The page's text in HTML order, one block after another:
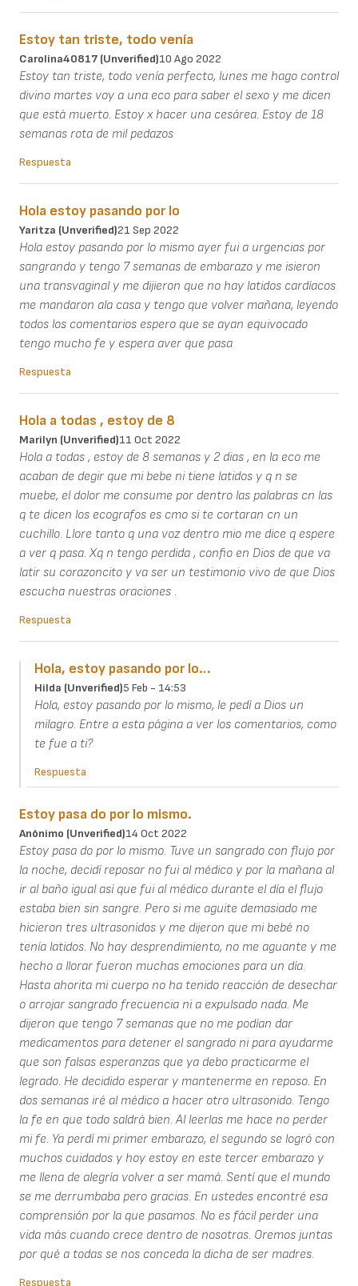
Estoy tan triste, todo venía
Carolina40817 (unverified)10 Ago 2022
Estoy tan triste, todo venía perfecto, lunes me hago control
divino martes voy a una eco para saber el sexo y me dicen
que está muerto. Estoy x hacer una cesárea. Estoy de 18
semanas rota de mil pedazos
Respuesta
Hola estoy pasando por lo
Yaritza (unverified)21 Sep 2022
Hola estoy pasando por lo mismo ayer fui a urgencias por
sangrando y tengo 7 semanas de embarazo y me isieron
una transvaginal y me dijieron que no hay latidos cardíacos
me mandaron ala casa y tengo que volver mañana, leyendo
todos los comentarios espero que se ayan equivocado
tengo mucho fe y espera aver que pasa
Respuesta
Hola a todas , estoy de 8
Marilyn (unverified)11 Oct 2022
Hola a todas , estoy de 8 semanas y 2 dias , en la eco me
acaban de degir que mi bebe ni tiene latidos y q n se
muebe, el dolor me consume por dentro las palabras cn las
q te dicen los ecografos es cmo si te cortaran cn un
cuchillo. Llore tanto q una voz dentro mio me dice q espere
a ver q pasa. Xq n tengo perdida , confio en Dios de que va
latir su corazoncito y va ser un testimonio vivo de que Dios
escucha nuestras oraciones .
Respuesta
Hola, estoy pasando por lo…
Hilda (unverified)5 Feb - 14:53
Hola, estoy pasando por lo mismo, le pedí a Dios un
milagro. Entre a esta página a ver los comentarios, como
te fue a ti?
Respuesta
Estoy pasa do por lo mismo.
Anónimo (unverified)14 Oct 2022
Estoy pasa do por lo mismo. Tuve un sangrado con flujo por
la noche, decidí reposar no fui al médico y por la mañana al
ir al baño igual así que fui al médico durante el día el flujo
estaba bien sin sangre. Pero si me aguite demasiado me
hicieron tres ultrasonidos y me dijeron que mi bebé no
tenía latidos. No hay desprendimiento, no me aguante y me
hecho a llorar fueron muchas emociones para un día.
Hasta ahorita mi cuerpo no ha tenido reacción de desechar
o arrojar sangrado frecuencia ni a expulsado nada. Me
dijeron que tengo 7 semanas que no me podían dar
medicamentos para detener el sangrado ni para ayudarme
que son falsas esperanzas que ya debo practicarme el
legrado. He decidido esperar y mantenerme en reposo. En
dos semanas iré al médico a hacer otro ultrasonido. Tengo
la fe en que todo saldrá bien. Al leerlas me hace no perder
mi fe. Ya perdí mi primer embarazo, el segundo se logró con
muchos cuidados y hoy estoy en este tercer embarazo y
me llena de alegría volver a ser mamá. Sentí que el mundo
se me derrumbaba pero gracias. En ustedes encontré esa
comprensión por la que pasamos. No es fácil perder una
vida más cuando crece dentro de nosotras. Oremos juntas
por qué a todas se nos conceda la dicha de ser madres.
Respuesta